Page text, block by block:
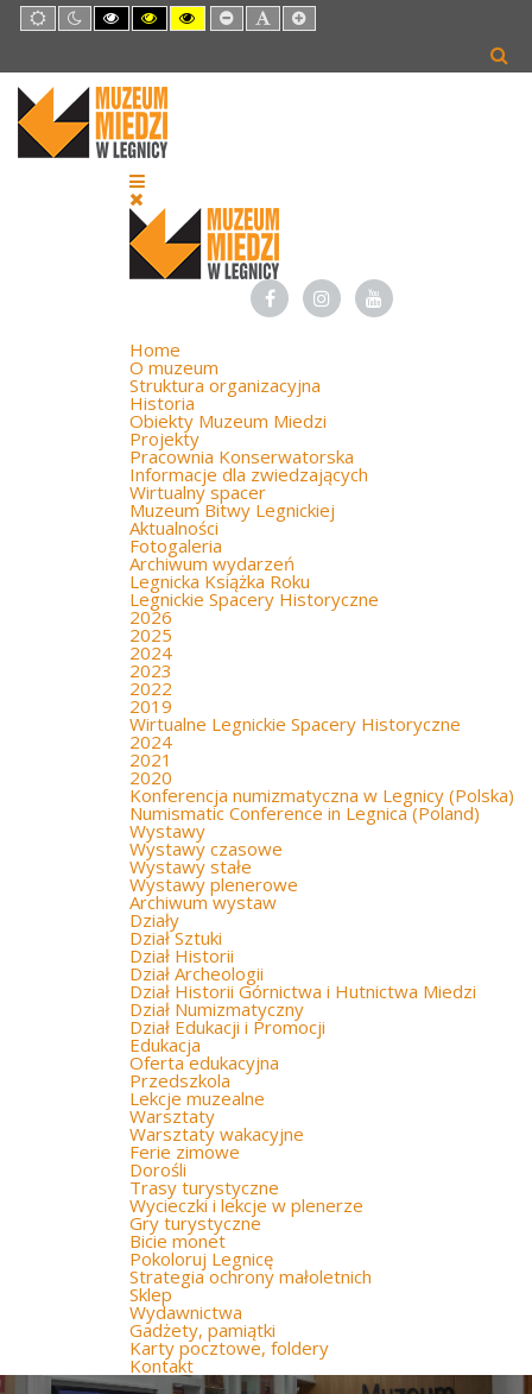
Default
mode
Night
mode
High
Contrast
mode
High
Contrast
mode
High
Contrast
mode
Set
Smaller
Set
Default
Set
Larger
Home
O muzeum
Struktura organizacyjna
Historia
Obiekty Muzeum Miedzi
Projekty
Pracownia Konserwatorska
Informacje dla zwiedzających
Wirtualny spacer
Muzeum Bitwy Legnickiej
Aktualności
Fotogaleria
Archiwum wydarzeń
Legnicka Książka Roku
Legnickie Spacery Historyczne
2026
2025
2024
2023
2022
2019
Wirtualne Legnickie Spacery Historyczne
2024
2021
2020
Konferencja numizmatyczna w Legnicy (Polska)
Numismatic Conference in Legnica (Poland)
Wystawy
Wystawy czasowe
Wystawy stałe
Wystawy plenerowe
Archiwum wystaw
Działy
Dział Sztuki
Dział Historii
Dział Archeologii
Dział Historii Górnictwa i Hutnictwa Miedzi
Dział Numizmatyczny
Dział Edukacji i Promocji
Edukacja
Oferta edukacyjna
Przedszkola
Lekcje muzealne
Warsztaty
Warsztaty wakacyjne
Ferie zimowe
Dorośli
Trasy turystyczne
Wycieczki i lekcje w plenerze
Gry turystyczne
Bicie monet
Pokoloruj Legnicę
Strategia ochrony małoletnich
Sklep
Wydawnictwa
Gadżety, pamiątki
Karty pocztowe, foldery
Kontakt